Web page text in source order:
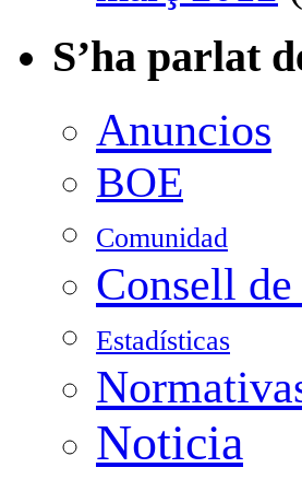
S’ha parlat
Anuncios
BOE
Comunidad
Consell
Estadísticas
Noticia